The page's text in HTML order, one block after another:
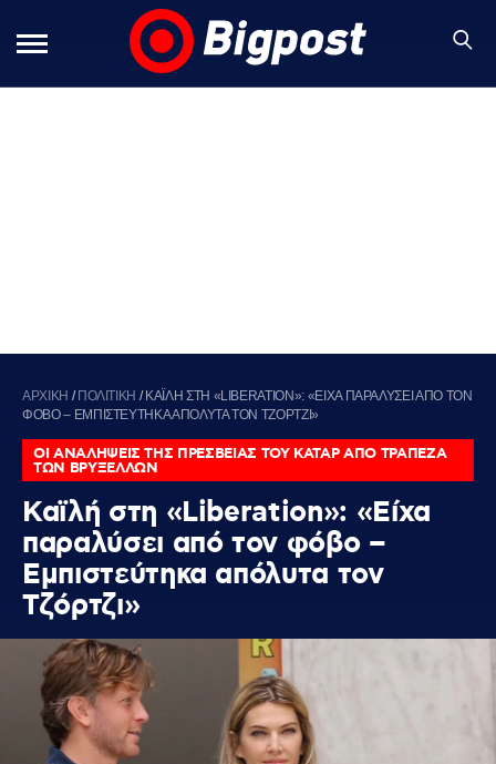
ΑΡΧΙΚΗ / ΠΟΛΙΤΙΚΗ / ΚΑΪΛΗ ΣΤΗ «LIBERATION»: «ΕΙΧΑ ΠΑΡΑΛΥΣΕΙ ΑΠΟ ΤΟΝ
ΦΟΒΟ – ΕΜΠΙΣΤΕΥΤΗΚΑ ΑΠΟΛΥΤΑ ΤΟΝ ΤΖΟΡΤΖΙ»
ΟΙ ΑΝΑΛΗΨΕΙΣ ΤΗΣ ΠΡΕΣΒΕΙΑΣ ΤΟΥ ΚΑΤΑΡ ΑΠΟ ΤΡΑΠΕΖΑ
ΤΩΝ ΒΡΥΞΕΛΛΩΝ
Καϊλή στη «Liberation»: «Είχα
παραλύσει από τον φόβο –
Εμπιστεύτηκα απόλυτα τον
Τζόρτζι»